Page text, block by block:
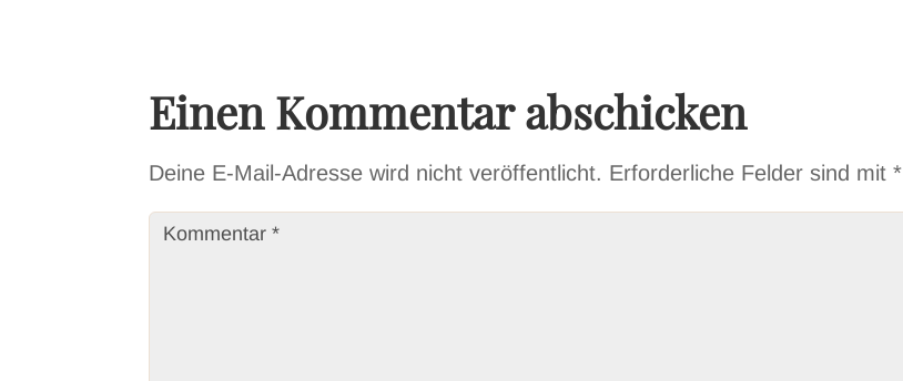
Einen Kommentar abschicken
Deine E-Mail-Adresse wird nicht veröffentlicht. Erforderliche Felder sind mit*